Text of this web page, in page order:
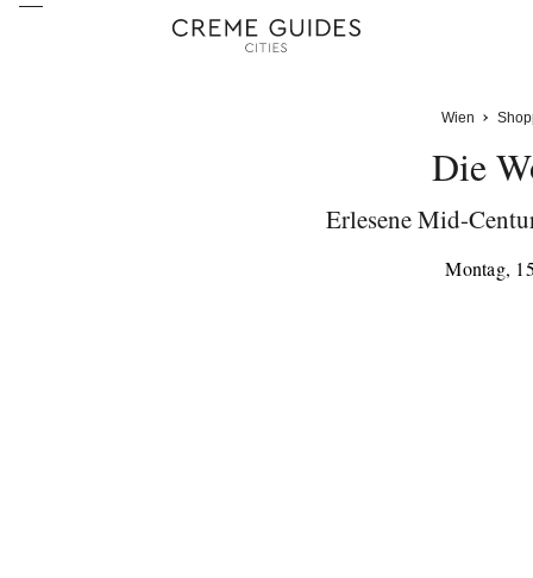
Wien
Die
Erlesene Mid-
Montag,